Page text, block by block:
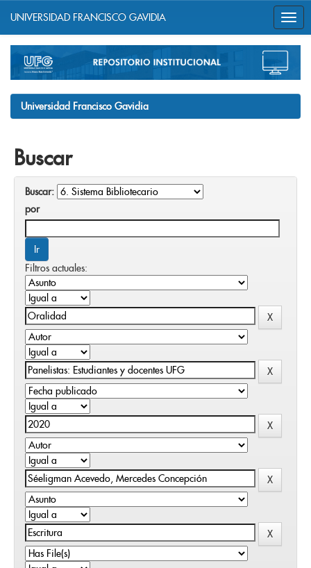
navigation
UNIVERSIDAD FRANCISCO GAVIDIA
Universidad Francisco Gavidia
Buscar
Buscar:
por
Filtros actuales: